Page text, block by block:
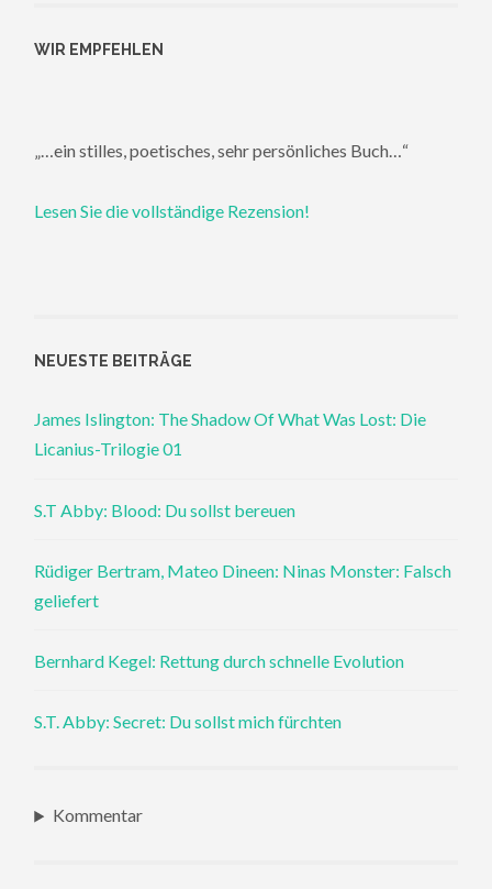
WIR EMPFEHLEN
„…ein stilles, poetisches, sehr persönliches Buch…“
Lesen Sie die vollständige Rezension!
NEUESTE BEITRÄGE
James Islington: The Shadow Of What Was Lost: Die
Licanius-Trilogie 01
S.T Abby: Blood: Du sollst bereuen
Rüdiger Bertram, Mateo Dineen: Ninas Monster: Falsch
geliefert
Bernhard Kegel: Rettung durch schnelle Evolution
S.T. Abby: Secret: Du sollst mich fürchten
Kommentar